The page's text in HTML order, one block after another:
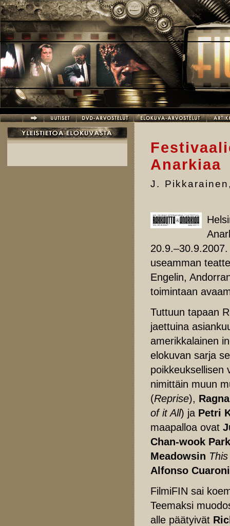
Hyppää pääsisältöön
Anarkiaa
J. Pikkarainen
useamman
Engelin,
toimintaan
Tuttuun tapaan
jaettuina
amerikkalainen
elokuvan sarja
poikkeuksellisen
nimittäin muun
(Reprise),
of it All) ja Petri
maapalloa ovat
Chan-wook Park
Meadowsin
Alfonso
FilmiFIN sai
Teemaksi
alle päätyivät